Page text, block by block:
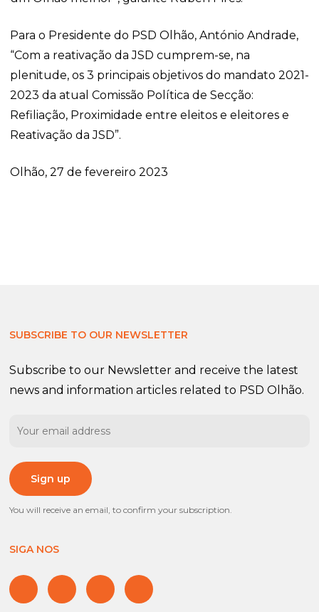
Para o Presidente do PSD Olhão, António Andrade,
“Com a reativação da JSD cumprem-se, na
plenitude, os 3 principais objetivos do mandato 2021-
2023 da atual Comissão Política de Secção:
Refiliação, Proximidade entre eleitos e eleitores e
Reativação da JSD”.
Olhão, 27 de fevereiro 2023
SUBSCRIBE TO OUR NEWSLETTER
Subscribe to our Newsletter and receive the latest
news and information articles related to PSD Olhão.
You will receive an email, to confirm your subscription.
SIGA NOS